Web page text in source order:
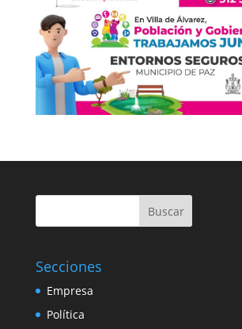
Buscar
Secciones
Empresa
Política